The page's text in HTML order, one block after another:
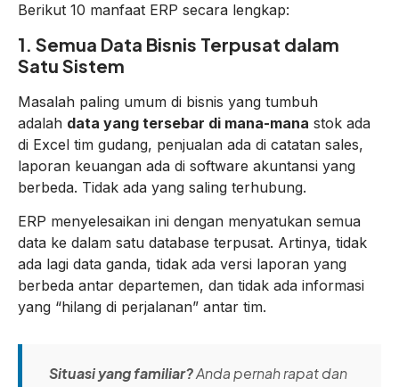
Berikut 10 manfaat ERP secara lengkap:
1. Semua Data Bisnis Terpusat dalam
Satu Sistem
Masalah paling umum di bisnis yang tumbuh
adalah data yang tersebar di mana-mana stok ada
di Excel tim gudang, penjualan ada di catatan sales,
laporan keuangan ada di software akuntansi yang
berbeda. Tidak ada yang saling terhubung.
ERP menyelesaikan ini dengan menyatukan semua
data ke dalam satu database terpusat. Artinya, tidak
ada lagi data ganda, tidak ada versi laporan yang
berbeda antar departemen, dan tidak ada informasi
yang “hilang di perjalanan” antar tim.
Situasi yang familiar?Anda pernah rapat dan